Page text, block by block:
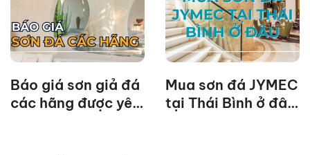
Báo giá sơn giả đá
các hãng được yêu
Mua sơn đá JYMEC
tại Thái Bình ở đâu